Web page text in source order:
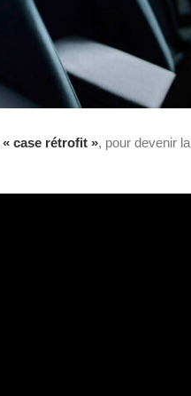
« case rétrofit », pour devenir la